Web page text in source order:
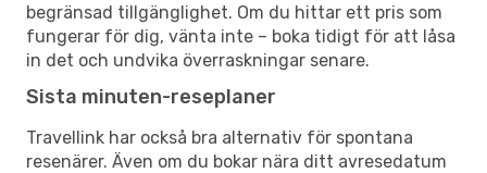
begränsad tillgänglighet. Om du hittar ett pris som
fungerar för dig, vänta inte – boka tidigt för att låsa
in det och undvika överraskningar senare.
Sista minuten-reseplaner
Travellink har också bra alternativ för spontana
resenärer. Även om du bokar nära ditt avresedatum